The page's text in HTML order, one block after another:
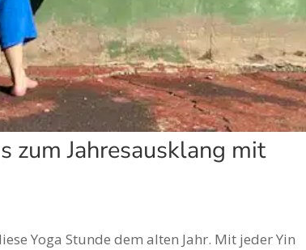
zum Jahresausklang mit
Yoga Stunde dem alten Jahr. Mit jeder Yin